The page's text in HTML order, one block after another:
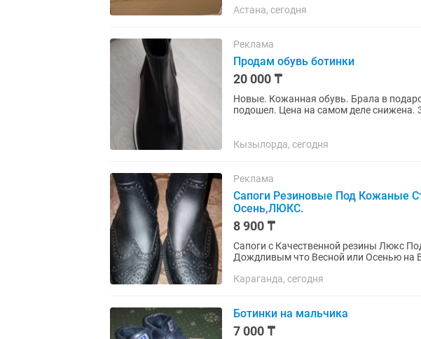
Астана, сегодня
Реклама
Продам обувь ботинки
20 000 ₸
Новые. Кожанная обувь. Брала в
подошел. Цена на самом деле снижена.
Кызылорда, сегодня
Реклама
Сапоги Резиновые Под Кожаные
Осень,ЛЮКС.
8 900 ₸
Сапоги с Качественной резины Люкс
Дождливым что Весной или Осенью на
Караганда, сегодня
Ботинки на мальчика
7 000 ₸